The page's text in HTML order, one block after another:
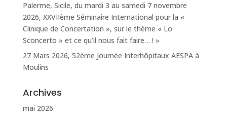
Palerme, Sicile, du mardi 3 au samedi 7 novembre
2026, XXVIIème Séminaire International pour la «
Clinique de Concertation », sur le thème « Lo
Sconcerto » et ce qu’il nous fait faire… ! »
27 Mars 2026, 52ème Journée Interhôpitaux AESPA à
Moulins
Archives
mai 2026